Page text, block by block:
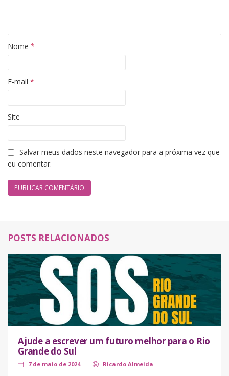
Nome *
E-mail *
Site
Salvar meus dados neste navegador para a próxima vez que
eu comentar.
POSTS RELACIONADOS
Ajude a escrever um futuro melhor para o Rio
Grande do Sul
7 de maio de 2024 Ricardo Almeida